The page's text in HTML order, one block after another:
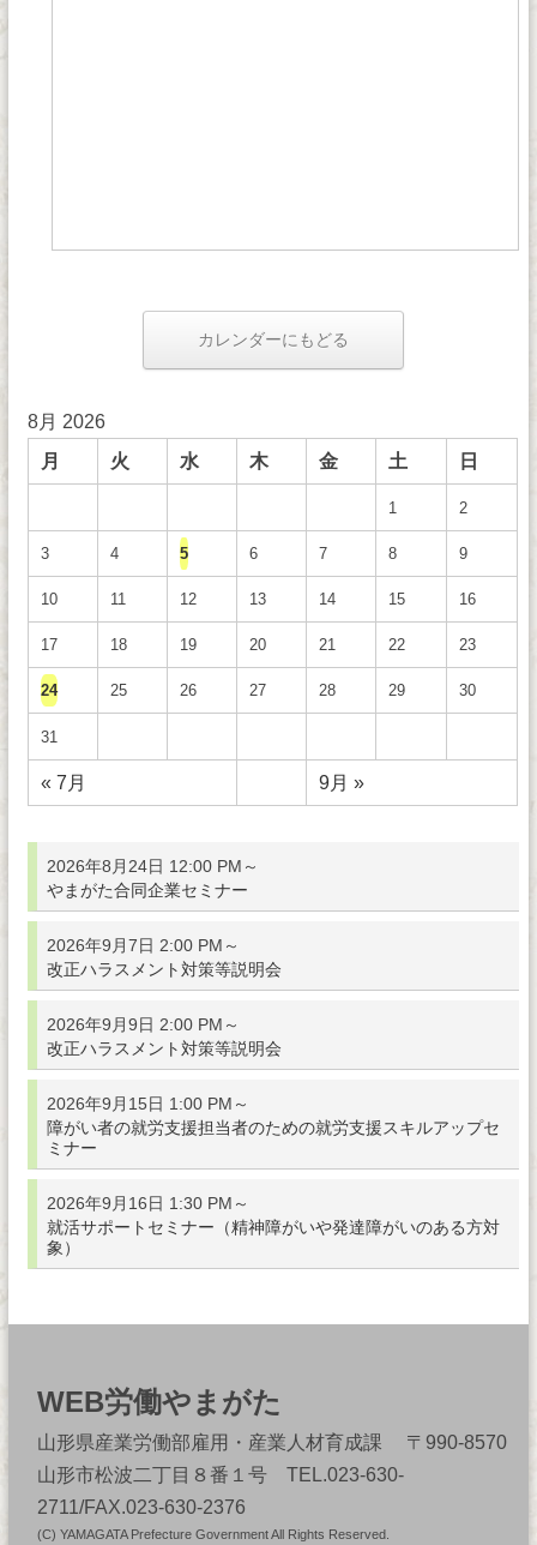
カレンダーにもどる
8月 2026
月
火 水 木 金 土 日
1 2
3 4 5 6 7 8 9
10 11 12 13 14 15 16
17 18 19 20 21 22 23
24 25 26 27 28 29 30
31
« 7月 9月 »
2026年8月24日 12:00 PM～
やまがた合同企業セミナー
2026年9月7日 2:00 PM～
改正ハラスメント対策等説明会
2026年9月9日 2:00 PM～
改正ハラスメント対策等説明会
2026年9月15日 1:00 PM～
障がい者の就労支援担当者のための就労支援スキルアップセ
ミナー
2026年9月16日 1:30 PM～
就活サポートセミナー（精神障がいや発達障がいのある方対
象）
WEB労働やまがた
山形県産業労働部雇用・産業人材育成課 〒990-8570
山形市松波二丁目８番１号 TEL.023-630-
2711/FAX.023-630-2376
(C) YAMAGATA Prefecture Government All Rights Reserved.